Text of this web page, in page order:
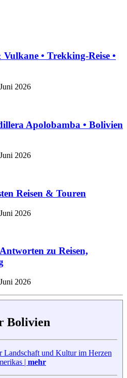
• Trekking-Reise •
2026
Apolobamba • Bolivien
2026
Reisen & Touren
2026
zu Reisen,
2026
Bolivien
Landschaft und Kultur im Herzen
| mehr